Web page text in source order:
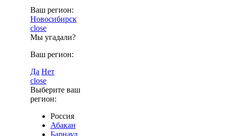
Ваш регион:
Новосибирск
close
Мы угадали?
Ваш регион:
Да Нет
close
Выберите ваш
регион:
Россия
Абакан
Барнаул